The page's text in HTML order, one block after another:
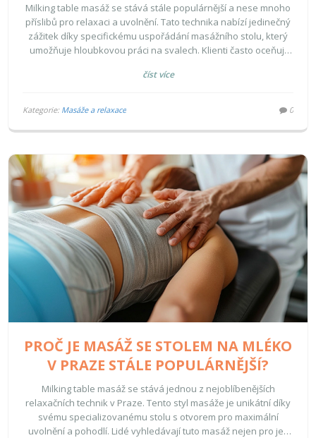
Milking table masáž se stává stále populárnější a nese mnoho
příslibů pro relaxaci a uvolnění. Tato technika nabízí jedinečný
zážitek díky specifickému uspořádání masážního stolu, který
umožňuje hloubkovou práci na svalech. Klienti často oceňují
vědět, co tato masáž obnáší a jaké jsou názory lidí, kteří ji již
číst více
Kategorie: Masáže a relaxace 0
PROČ JE MASÁŽ SE STOLEM NA MLÉKO
V PRAZE STÁLE POPULÁRNĚJŠÍ?
Milking table masáž se stává jednou z nejoblíbenějších
relaxačních technik v Praze. Tento styl masáže je unikátní díky
svému specializovanému stolu s otvorem pro maximální
uvolnění a pohodlí. Lidé vyhledávají tuto masáž nejen pro její